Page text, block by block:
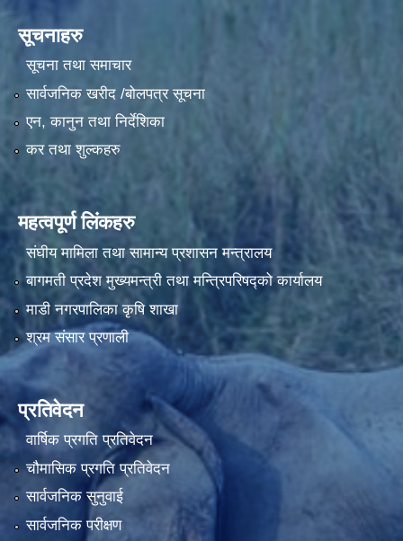
सूचनाहरु
सूचना तथा समाचार
सार्वजनिक खरीद /बोलपत्र सूचना
एन, कानुन तथा निर्देशिका
कर तथा शुल्कहरु
महत्वपूर्ण लिंकहरु
संघीय मामिला तथा सामान्य प्रशासन मन्त्रालय
बागमती प्रदेश मुख्यमन्त्री तथा मन्त्रिपरिषद्को कार्यालय
माडी नगरपालिका कृषि शाखा
श्रम संसार प्रणाली
प्रतिवेदन
वार्षिक प्रगति प्रतिवेदन
चौमासिक प्रगति प्रतिवेदन
सार्वजनिक सुनुवाई
सार्वजनिक परीक्षण